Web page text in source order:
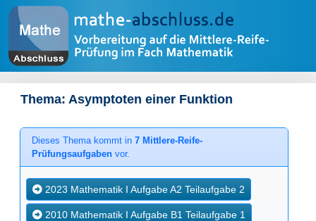
Thema: Asymptoten einer Funktion
Dieses Thema kommt in 7 Mittlere-Reife-
Prüfungsaufgaben vor.
2023 Mathematik I Aufgabe A2 Teilaufgabe 2
2010 Mathematik I Aufgabe B1 Teilaufgabe 1